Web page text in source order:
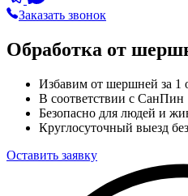
Заказать звонок
Обработка от
Избавим от шершней за 1
В соответствии с СанПин
Безопасно для людей и
Круглосуточный выезд
Оставить заявку